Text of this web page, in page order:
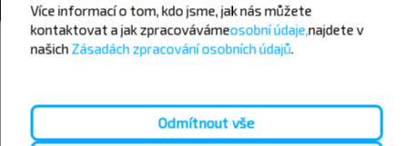
Počasí
+28°C +23°C
+24°C
Více informací o tom,kdo jsme, jak nás můžete
kontaktovat a jak zpracovávámeosobní údaje,najdete v
našich Zásadách zpracování osobních údajů.
Odmítnout vše